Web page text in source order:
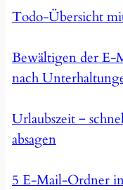
Todo-Übersicht
Bewältigen der
nach
Urlaubszeit ‒
absagen
5 E-Mail-Ordner